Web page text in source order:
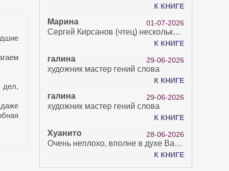
К КНИГЕ
Марина 01-07-2026
Сергей Кирсанов (чтец) несколько раз рыгнул в микрофон. В наушниках это было хорошо слышно и сильно неприятно. Я понимаю, что это бесплатная аудиокнига, но не до такой же степени наплевать на слушателя..
К КНИГЕ
галина 29-06-2026
художник мастер гений слова
К КНИГЕ
галина 29-06-2026
художник мастер гений слова
К КНИГЕ
Хуанито 28-06-2026
Очень неплохо, вполне в духе Варго!)
К КНИГЕ